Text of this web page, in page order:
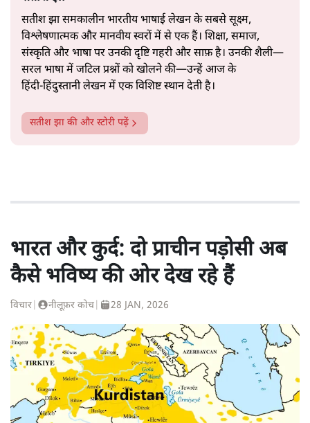
सतीश झा समकालीन भारतीय भाषाई लेखन के सबसे सूक्ष्म,
विश्लेषणात्मक और मानवीय स्वरों में से एक हैं। शिक्षा, समाज,
संस्कृति और भाषा पर उनकी दृष्टि गहरी और साफ़ है। उनकी शैली—
सरल भाषा में जटिल प्रश्नों को खोलने की—उन्हें आज के
हिंदी‑हिंदुस्तानी लेखन में एक विशिष्ट स्थान देती है।
सतीश झा की और स्टोरी पढ़ें
भारत और कुर्द: दो प्राचीन पड़ोसी अब
कैसे भविष्य की ओर देख रहे हैं
विचार नीलूफ़र कोच 28 JAN, 2026